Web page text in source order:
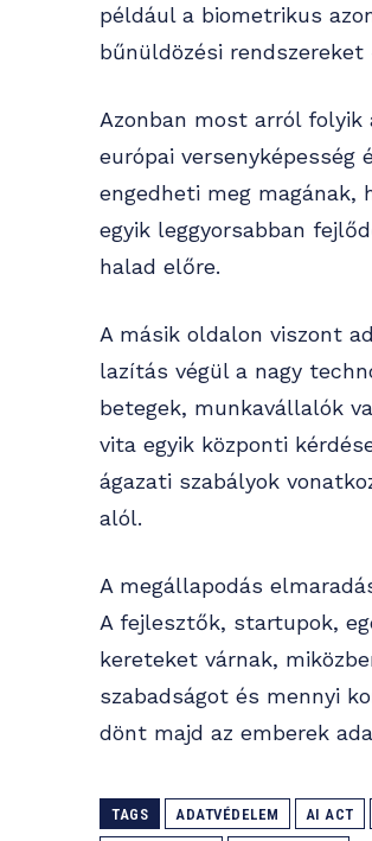
például a biometrikus
bűnüldözési
Azonban most arról folyik
európai
engedheti meg
egyik leggyorsabban
halad előre.
A másik oldalon viszont
lazítás végül a nagy
betegek, munkavállalók
vita egyik központi
ágazati szabályok
alól.
A megállapodás
A fejlesztők, startupok,
kereteket várnak,
szabadságot és mennyi
dönt majd az emberek
TAGS ADATVÉDELEM AI ACT